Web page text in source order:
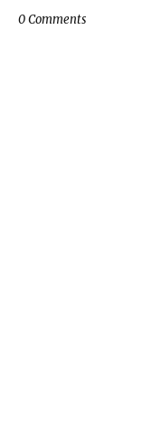
0 Comments